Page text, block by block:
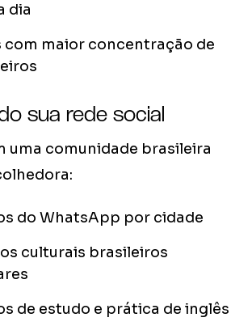
dia
com maior concentração de
sua rede social
uma comunidade brasileira
do WhatsApp por cidade
culturais brasileiros
de estudo e prática de inglês